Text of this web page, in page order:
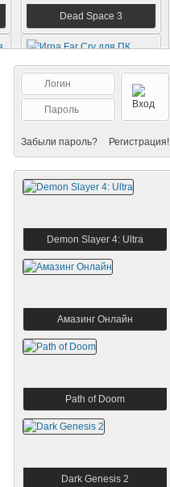
Dead Space 3
Far Cry
Регистрация!
Забыли пароль?
Demon Slayer 4: Ultra
Амазинг Онлайн
Path of Doom
Dark Genesis 2